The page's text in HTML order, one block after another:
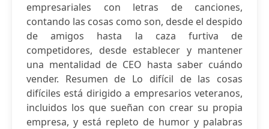
empresariales con letras de canciones,
contando las cosas como son, desde el despido
de amigos hasta la caza furtiva de
competidores, desde establecer y mantener
una mentalidad de CEO hasta saber cuándo
vender. Resumen de Lo difícil de las cosas
difíciles está dirigido a empresarios veteranos,
incluidos los que sueñan con crear su propia
empresa, y está repleto de humor y palabras